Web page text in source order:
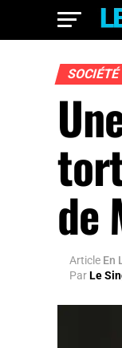
SOCIÉTÉ
de
Article En
ParLe